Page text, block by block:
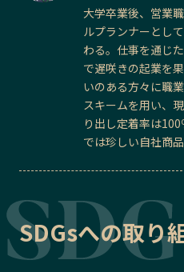
大学卒業後、営業
ルプランナーとし
わる。仕事を通じ
で遅咲きの起業を
いのある方々に職
スキームを用い、
り出し定着率は
では珍しい自社商
SDGsへの取り